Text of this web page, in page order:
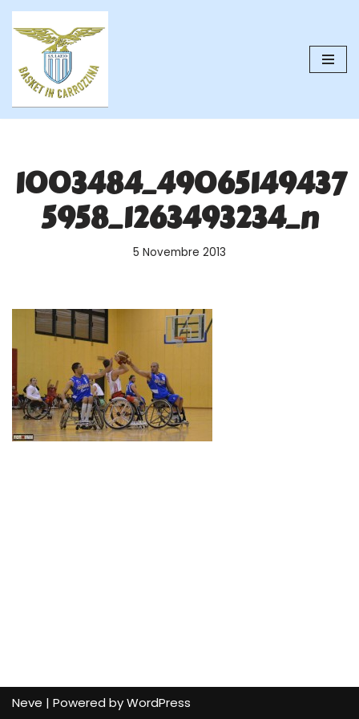
contenuto
1003484_49065149437
5958_1263493234_n
5 Novembre 2013
Neve | Powered byWordPress